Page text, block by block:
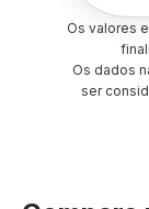
Os valores
Os dados
ser